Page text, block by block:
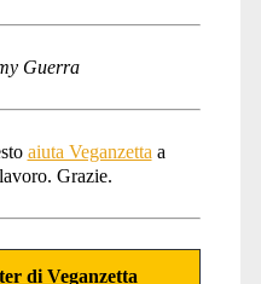
Guerra
aiuta Veganzetta a
Grazie.
di Veganzetta